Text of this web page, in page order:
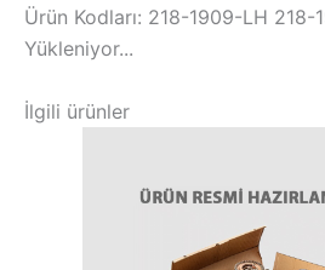
Ürün Kodları: 218-1909-LH 218-
Yükleniyor...
İlgili ürünler